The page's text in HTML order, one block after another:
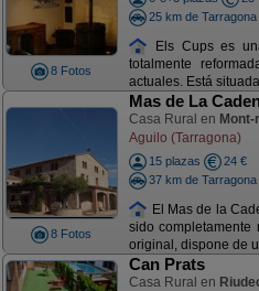
8 Fotos
25 km de Tarragona
Els Cups es
totalmente
actuales. Está
8 Fotos
Mas de La
Casa Rural en Mont-
Aguilo (Tarragona)
15 plazas
24 €
37 km de Tarragona
El Mas de la
sido completamente
original, dispone de
Can Prats
Casa Rural en